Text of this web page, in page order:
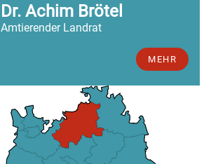
Dr. Achim Brötel
Amtierender Landrat
MEHR